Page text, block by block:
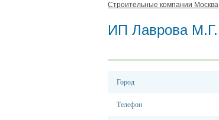
Строительные компании Москва
ИП Лаврова М.Г.
Город
Телефон